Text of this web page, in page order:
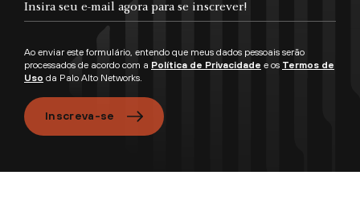
Ao enviar este formulário, entendo que meus dados pessoais serão
processados de acordo com a Política de Privacidade e os Termos de
Uso da Palo Alto Networks.
Inscreva-se